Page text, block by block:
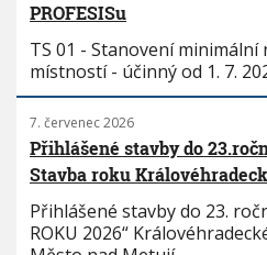
PROFESISu
TS 01 - Stanovení
místností - účinný od 1. 7.
7. červenec 2026
Přihlášené stavby do
Stavba roku
Přihlášené stavby do 23.
ROKU 2026“